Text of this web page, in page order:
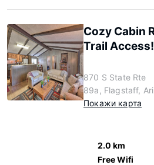
Cozy Cabin
Trail Access!
870 S State Rte
89a, Flagstaff,
Покажи карта
2.0 km
Free Wifi